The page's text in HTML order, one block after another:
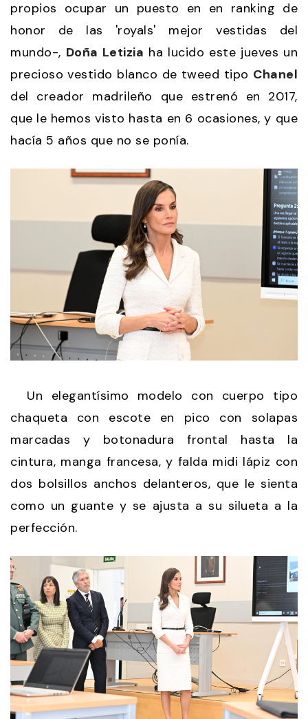
propios ocupar un puesto en en ranking de
honor de las 'royals' mejor vestidas del
mundo-, Doña Letizia ha lucido este jueves un
precioso vestido blanco de tweed tipo Chanel
del creador madrileño que estrenó en 2017,
que le hemos visto hasta en 6 ocasiones, y que
hacía 5 años que no se ponía.
Un elegantísimo modelo con cuerpo tipo
chaqueta con escote en pico con solapas
marcadas y botonadura frontal hasta la
cintura, manga francesa, y falda midi lápiz con
dos bolsillos anchos delanteros, que le sienta
como un guante y se ajusta a su silueta a la
perfección.